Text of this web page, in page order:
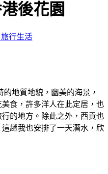
後花園
行生活
的地質地貌，幽美的海景，
食，許多洋人在此定居，也
的地方。 除此之外，西貢也
趟我也安排了一天潛水，欣